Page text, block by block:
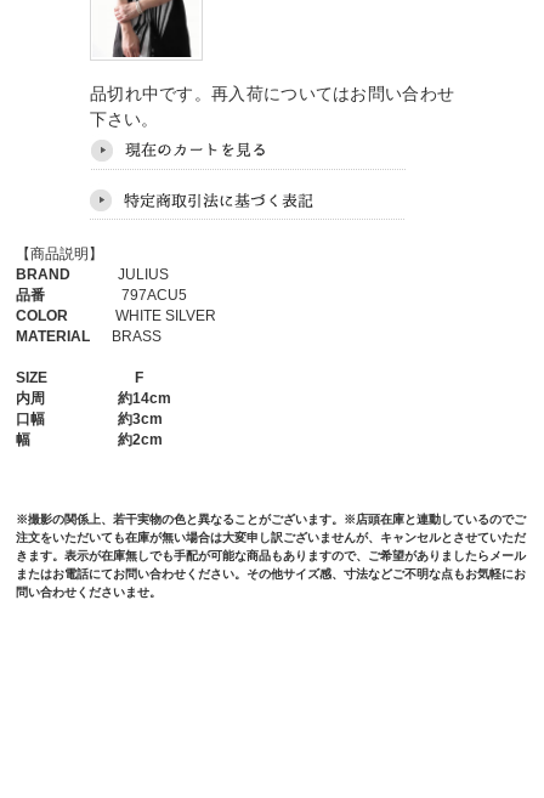
品切れ中です。再入荷についてはお問い合わせ
下さい。
【商品説明】
BRAND JULIUS
品番 797ACU5
COLOR WHITE SILVER
MATERIAL BRASS
SIZE
F
内周
約14cm
口幅 約3cm
幅 約2cm
※撮影の関係上、若干実物の色と異なることがございます。※店頭在庫と連動しているのでご
注文をいただいても在庫が無い場合は大変申し訳ございませんが、キャンセルとさせていただ
きます。表示が在庫無しでも手配が可能な商品もありますので、ご希望がありましたらメール
またはお電話にてお問い合わせください。その他サイズ感、寸法などご不明な点もお気軽にお
問い合わせくださいませ。